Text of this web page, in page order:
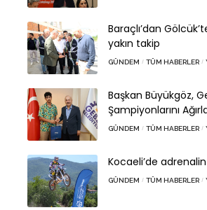
Baraçlı’dan
yakın takip
GÜNDEM TÜM HABERLER
Başkan Büyükgöz,
Şampiyonlarını
GÜNDEM TÜM HABERLER
Kocaeli’de
GÜNDEM TÜM HABERLER